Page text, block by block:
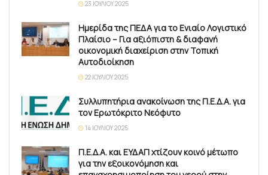
23 ΙΟΥΛΊΟΥ 2025
Ημερίδα της ΠΕΔΑ για το Ενιαίο Λογιστικό
Πλαίσιο – Για αξιόπιστη & διαφανή
οικονομική διαχείριση στην Τοπική
Αυτοδιοίκηση
22 ΙΟΥΛΊΟΥ 2025
Συλλυπητήρια ανακοίνωση της Π.Ε.Δ.Α. για
τον Ερωτόκριτο Νεόφυτο
14 ΙΟΥΛΊΟΥ 2025
Π.Ε.Δ.Α. και ΕΥΔΑΠ χτίζουν κοινό μέτωπο
για την εξοικονόμηση και